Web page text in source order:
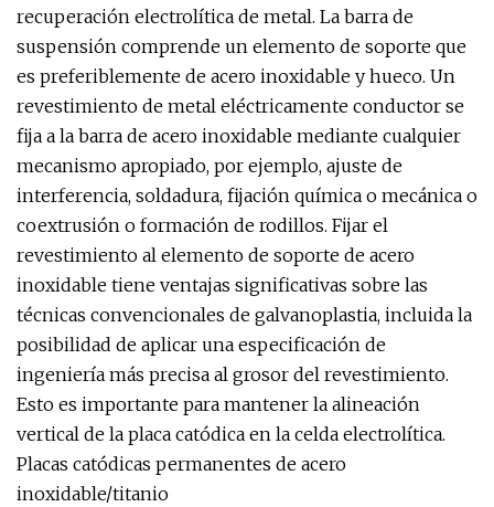
recuperación electrolítica de metal. La barra de
suspensión comprende un elemento de soporte que
es preferiblemente de acero inoxidable y hueco. Un
revestimiento de metal eléctricamente conductor se
fija a la barra de acero inoxidable mediante cualquier
mecanismo apropiado, por ejemplo, ajuste de
interferencia, soldadura, fijación química o mecánica o
coextrusión o formación de rodillos. Fijar el
revestimiento al elemento de soporte de acero
inoxidable tiene ventajas significativas sobre las
técnicas convencionales de galvanoplastia, incluida la
posibilidad de aplicar una especificación de
ingeniería más precisa al grosor del revestimiento.
Esto es importante para mantener la alineación
vertical de la placa catódica en la celda electrolítica.
Placas catódicas permanentes de acero
inoxidable/titanio